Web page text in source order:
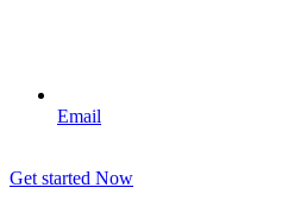
Email
Get started Now